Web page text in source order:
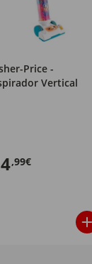
Price -
Vertical
,99€